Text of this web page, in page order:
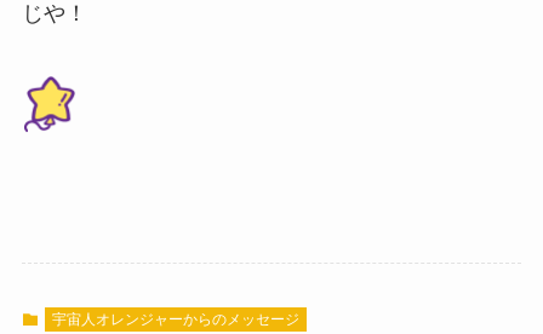
じや！
宇宙人オレンジャーからのメッセージ